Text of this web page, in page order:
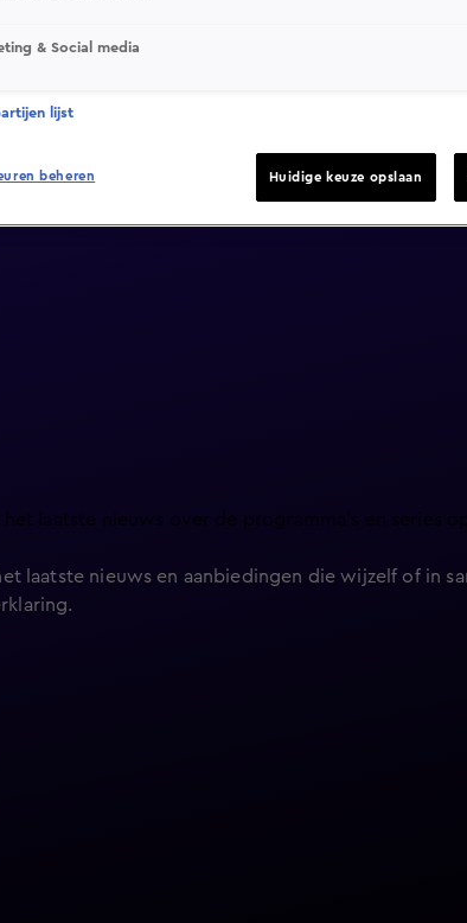
laatste nieuws over de programma’s en series op
laatste nieuws en aanbiedingen die wijzelf of in
.
& Social media
lijst
beheren Huidige keuze opslaan